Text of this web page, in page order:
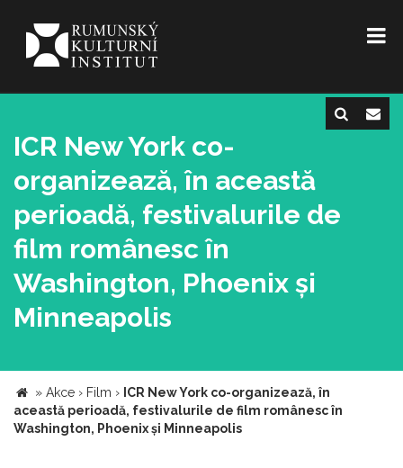
ICR New York co-
organizează, în această
perioadă, festivalurile de
film românesc în
Washington, Phoenix și
Minneapolis
» Akce › Film › ICR New York co-organizează, în
această perioadă, festivalurile de film românesc în
Washington, Phoenix și Minneapolis